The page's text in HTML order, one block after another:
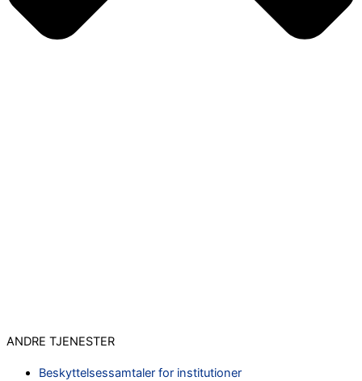
ANDRE TJENESTER
Beskyttelsessamtaler for institutioner